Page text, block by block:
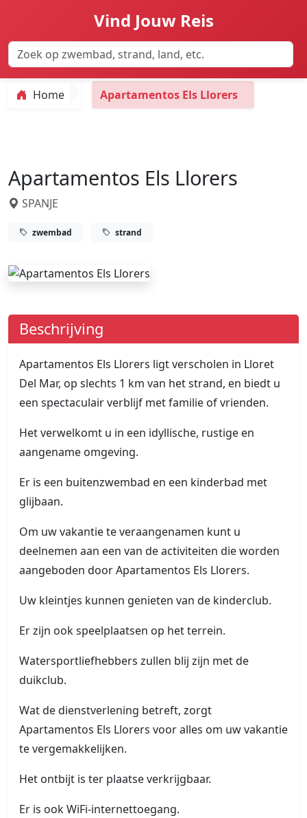
Vind Jouw Reis
Home Apartamentos Els Llorers
Apartamentos Els Llorers
SPANJE
zwembad strand
Beschrijving
Apartamentos Els Llorers ligt verscholen in Lloret
Del Mar, op slechts 1 km van het strand, en biedt u
een spectaculair verblijf met familie of vrienden.
Het verwelkomt u in een idyllische, rustige en
aangename omgeving.
Er is een buitenzwembad en een kinderbad met
glijbaan.
Om uw vakantie te veraangenamen kunt u
deelnemen aan een van de activiteiten die worden
aangeboden door Apartamentos Els Llorers.
Uw kleintjes kunnen genieten van de kinderclub.
Er zijn ook speelplaatsen op het terrein.
Watersportliefhebbers zullen blij zijn met de
duikclub.
Wat de dienstverlening betreft, zorgt
Apartamentos Els Llorers voor alles om uw vakantie
te vergemakkelijken.
Het ontbijt is ter plaatse verkrijgbaar.
Er is ook WiFi-internettoegang.